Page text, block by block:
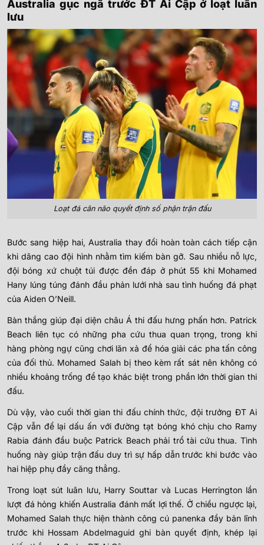
Australia gục ngã trước ĐT Ai Cập ở loạt luân
lưu
Loạt đá cân não quyết định số phận trận đấu
Bước sang hiệp hai, Australia thay đổi hoàn toàn cách tiếp cận
khi dâng cao đội hình nhằm tìm kiếm bàn gỡ. Sau nhiều nỗ lực,
đội bóng xứ chuột túi được đền đáp ở phút 55 khi Mohamed
Hany lúng túng đánh đầu phản lưới nhà sau tình huống đá phạt
của Aiden O’Neill.
Bàn thắng giúp đại diện châu Á thi đấu hưng phấn hơn. Patrick
Beach liên tục có những pha cứu thua quan trọng, trong khi
hàng phòng ngự cũng chơi lăn xả để hóa giải các pha tấn công
của đối thủ. Mohamed Salah bị theo kèm rất sát nên không có
nhiều khoảng trống để tạo khác biệt trong phần lớn thời gian thi
đấu.
Dù vậy, vào cuối thời gian thi đấu chính thức, đội trưởng ĐT Ai
Cập vẫn để lại dấu ấn với đường tạt bóng khó chịu cho Ramy
Rabia đánh đầu buộc Patrick Beach phải trổ tài cứu thua. Tình
huống này giúp trận đấu duy trì sự hấp dẫn trước khi bước vào
hai hiệp phụ đầy căng thẳng.
Trong loạt sút luân lưu, Harry Souttar và Lucas Herrington lần
lượt đá hỏng khiến Australia đánh mất lợi thế. Ở chiều ngược lại,
Mohamed Salah thực hiện thành công cú panenka đầy bản lĩnh
trước khi Hossam Abdelmaguid ghi bàn quyết định, khép lại